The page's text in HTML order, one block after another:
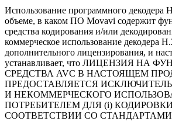
Использование программного декодера
объеме, в каком ПО Movavi содержит
средства кодирования и/или
коммерческое использование декодера
дополнительного лицензирования, и
устанавливает, что ЛИЦЕНЗИЯ НА
СРЕДСТВА AVC В НАСТОЯЩЕМ
ПРЕДОСТАВЛЯЕТСЯ
И НЕКОММЕРЧЕСКОГО
ПОТРЕБИТЕЛЕМ ДЛЯ (i)
СООТВЕТСТВИИ СО СТАНДАРТАМИ